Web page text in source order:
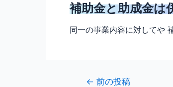
補助金と助成金は
同一の事業内容に対してや
← 前の投稿